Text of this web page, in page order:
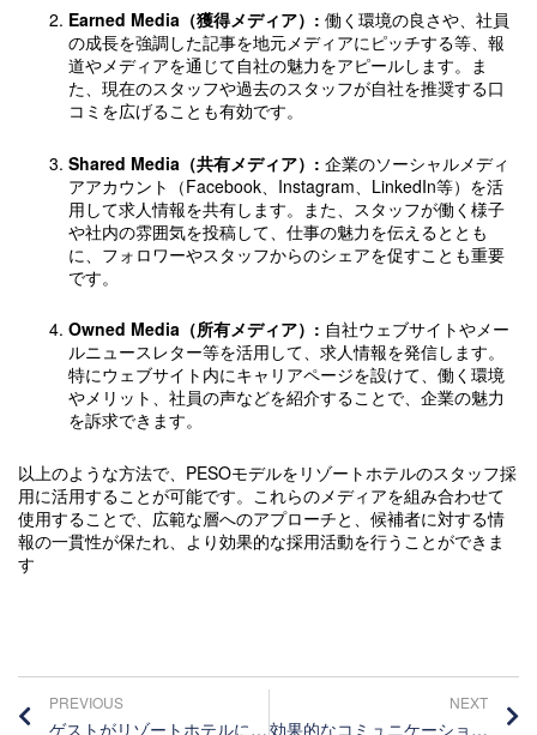
Earned Media（獲得メディア）: 働く環境の良さや、社員
の成長を強調した記事を地元メディアにピッチする等、報
道やメディアを通じて自社の魅力をアピールします。ま
た、現在のスタッフや過去のスタッフが自社を推奨する口
コミを広げることも有効です。
Shared Media（共有メディア）: 企業のソーシャルメディ
アアカウント（Facebook、Instagram、LinkedIn等）を活
用して求人情報を共有します。また、スタッフが働く様子
や社内の雰囲気を投稿して、仕事の魅力を伝えるととも
に、フォロワーやスタッフからのシェアを促すことも重要
です。
Owned Media（所有メディア）: 自社ウェブサイトやメー
ルニュースレター等を活用して、求人情報を発信します。
特にウェブサイト内にキャリアページを設けて、働く環境
やメリット、社員の声などを紹介することで、企業の魅力
を訴求できます。
以上のような方法で、PESOモデルをリゾートホテルのスタッフ採
用に活用することが可能です。これらのメディアを組み合わせて
使用することで、広範な層へのアプローチと、候補者に対する情
報の一貫性が保たれ、より効果的な採用活動を行うことができま
す
PREVIOUS
ゲストがリゾートホテルに求めるもの
NEXT
効果的なコミュニケーションの基本